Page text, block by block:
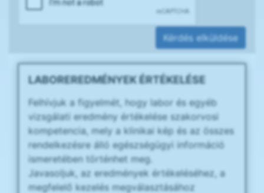
Kérdés elküldése
LABOREREDMÉNYEK ÉRTÉKELÉSE
Felhívjuk a figyelmét, hogy labor és egyéb
vizsgálati eredmény értékelése szakorvosi
kompetencia, mely a klinikai kép és az összes
rendelkezésre álló egészségügyi információ
ismeretében történhet meg.
Javasoljuk, az eredmények értékeléséhez, a
megfelelő kezelés megválasztásához